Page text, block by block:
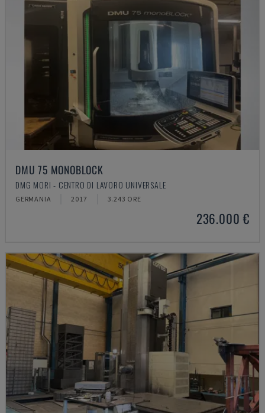
DMU 75 MONOBLOCK
DMG MORI - CENTRO DI LAVORO UNIVERSALE
GERMANIA 2017 3.243 ORE
236.000 €